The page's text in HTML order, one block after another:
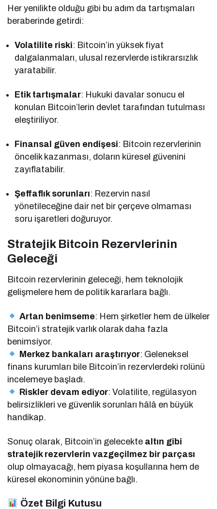
Her yenilikte olduğu gibi bu adım da tartışmaları
beraberinde getirdi:
Volatilite riski: Bitcoin’in yüksek fiyat
dalgalanmaları, ulusal rezervlerde istikrarsızlık
yaratabilir.
Etik tartışmalar: Hukuki davalar sonucu el
konulan Bitcoin’lerin devlet tarafından tutulması
eleştiriliyor.
Finansal güven endişesi: Bitcoin rezervlerinin
öncelik kazanması, doların küresel güvenini
zayıflatabilir.
Şeffaflık sorunları: Rezervin nasıl
yönetileceğine dair net bir çerçeve olmaması
soru işaretleri doğuruyor.
Stratejik Bitcoin Rezervlerinin
Geleceği
Bitcoin rezervlerinin geleceği, hem teknolojik
gelişmelere hem de politik kararlara bağlı.
Artan benimseme: Hem şirketler hem de ülkeler
Bitcoin’i stratejik varlık olarak daha fazla
benimsiyor.
Merkez bankaları araştırıyor: Geleneksel
finans kurumları bile Bitcoin’in rezervlerdeki rolünü
incelemeye başladı.
Riskler devam ediyor: Volatilite, regülasyon
belirsizlikleri ve güvenlik sorunları hâlâ en büyük
handikap.
Sonuç olarak, Bitcoin’in gelecekte altın gibi
stratejik rezervlerin vazgeçilmez bir parçası
olup olmayacağı, hem piyasa koşullarına hem de
küresel ekonominin yönüne bağlı.
Özet Bilgi Kutusu